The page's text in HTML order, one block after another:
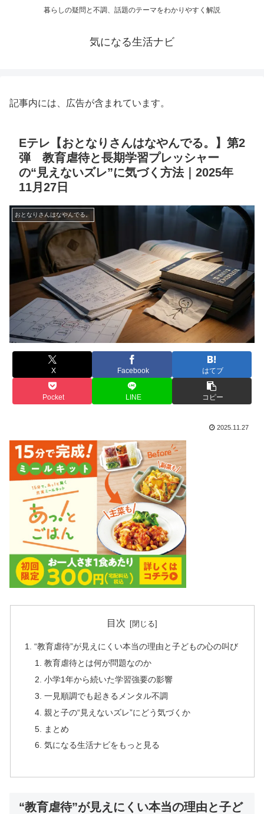
暮らしの疑問と不調、話題のテーマをわかりやすく解説
気になる生活ナビ
記事内には、広告が含まれています。
Eテレ【おとなりさんはなやんでる。】第2
弾 教育虐待と長期学習プレッシャー
の“見えないズレ”に気づく方法｜2025年
11月27日
おとなりさんはなやんでる。
X Facebook はてブ
Pocket LINE コピー
2025.11.27
目次
“教育虐待”が見えにくい本当の理由と子どもの心の叫び
教育虐待とは何が問題なのか
小学1年から続いた学習強要の影響
一見順調でも起きるメンタル不調
親と子の“見えないズレ”にどう気づくか
まとめ
気になる生活ナビをもっと見る
“教育虐待”が見えにくい本当の理由と子ど